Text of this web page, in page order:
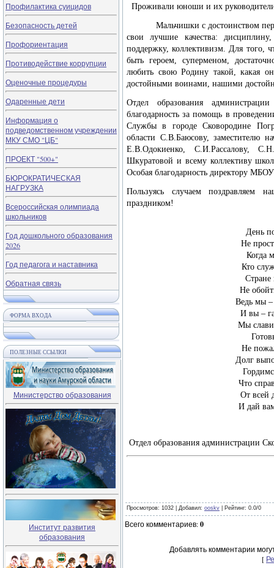
Профилактика суицидов
Безопасность детей
Профориентация
Противодействие коррупции
Оценочные процедуры
Одаренные дети
Информация о
подведомственном учреждении
МКУ СМО "ЦБ"
ПРОЕКТ "500+"
БЮРОКРАТИЧЕСКАЯ
НАГРУЗКА
Всероссийская олимпиада
школьников
Год дошкольного образования
2026
Год педагога и наставника
Обратная связь
ФОРМА ВХОДА
ПОЛЕЗНЫЕ ССЫЛКИ
Министерство образования
Институт развития
образования
Проживали юноши и их
Мальчишки с достоинством
свои лучшие качества:
поддержку, коллективизм. Для того,
быть героем, суперменом,
любить свою Родину такой, какая
достойными воинами, нашими
Отдел образования
благодарность за помощь в
Службы в городе Сковородине
области С.В.Баюсову, заместителю
Е.В.Одокиенко, С.И.Рассалову,
Шкуратовой и всему коллективу
Особая благодарность директору
Пользуясь случаем поздравляем
праздником!
День
Не
Когда
Кто
Стране
Не
Ведь мы –
И вы –
Мы
Не
Долг
Что
От всей
И дай
Отдел образования администрации
Просмотров: 1032 | Добавил: ooskv Рейтинг: 0.0/0
Всего комментариев:0
Добавлять комментарии
[